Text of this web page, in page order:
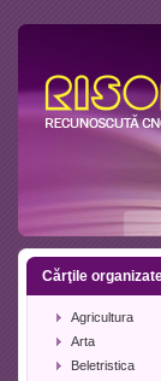
Cărţile
Agricultura
Arta
Beletristica